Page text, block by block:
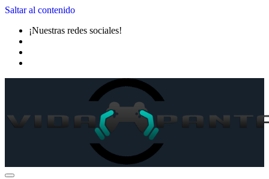
Saltar al contenido
¡Nuestras redes sociales!